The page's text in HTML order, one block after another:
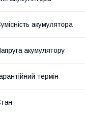
акумулятора
акумулятору
термін